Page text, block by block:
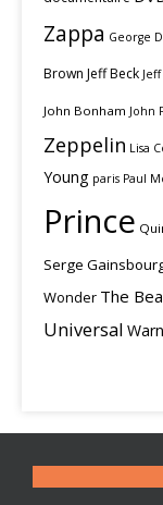
Zappa George
Brown Jeff Beck
John Bonham John
Zeppelin Lisa
Young paris Paul
Prince
Serge
Wonder The
Universal